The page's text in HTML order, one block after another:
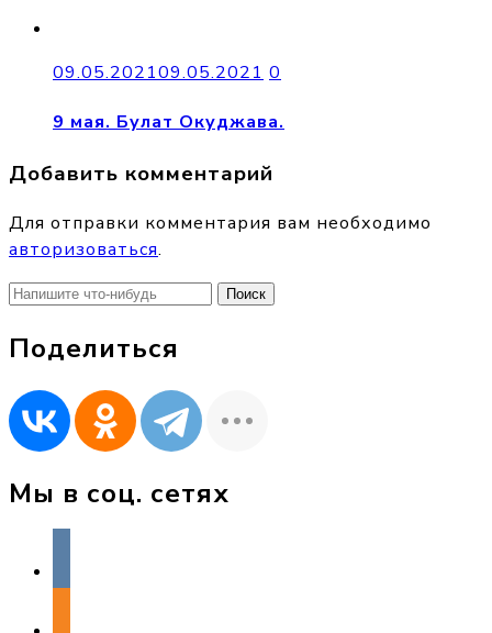
09.05.202109.05.2021 0
9 мая. Булат Окуджава.
Добавить комментарий
Для отправки комментария вам необходимо
авторизоваться.
Найти:
Поделиться
Мы в соц. сетях